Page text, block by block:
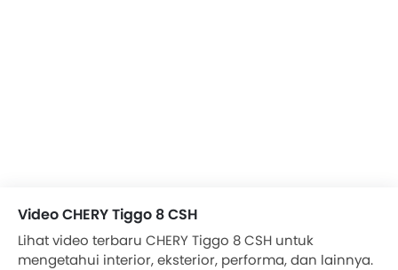
Video CHERY Tiggo 8 CSH
Lihat video terbaru CHERY Tiggo 8 CSH untuk
mengetahui interior, eksterior, performa, dan lainnya.